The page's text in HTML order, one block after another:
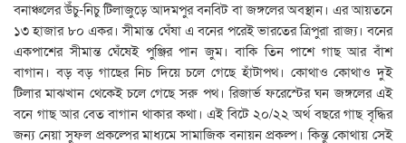
বনাঞ্চলের উঁচু-নিচু টিলাজুড়ে আদমপুর বনবিট বা জঙ্গলের অবস্থান। এর আয়তনে
১৩ হাজার ৮০ একর। সীমান্ত ঘেঁষা এ বনের পরেই ভারতের ত্রিপুরা রাজ্য। বনের
একপাশের সীমান্ত ঘেঁষেই পুঞ্জির পান জুম। বাকি তিন পাশে গাছ আর বাঁশ
বাগান। বড় বড় গাছের নিচ দিয়ে চলে গেছে হাঁটাপথ। কোথাও কোথাও দুই
টিলার মাঝখান থেকেই চলে গেছে সরু পথ। রিজার্ভ ফরেস্টের ঘন জঙ্গলের এই
বনে গাছ আর বেত বাগান থাকার কথা। এই বিটে ২০/২২ অর্থ বছরে গাছ বৃদ্ধির
জন্য নেয়া সুফল প্রকল্পের মাধ্যমে সামাজিক বনায়ন প্রকল্প। কিন্তু কোথায় সেই